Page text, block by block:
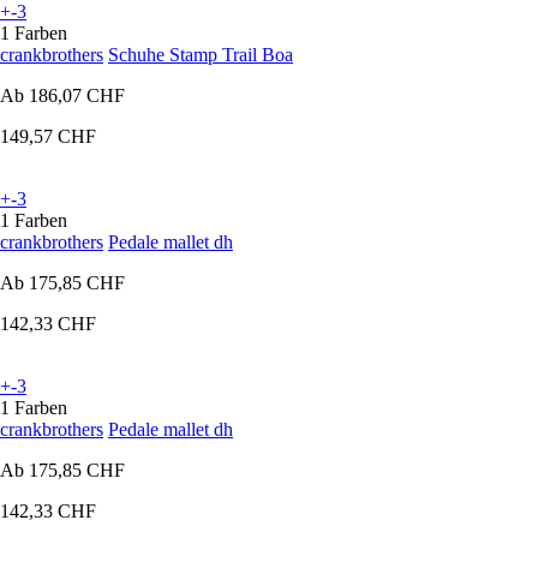
+-3
1 Farben
crankbrothers Schuhe Stamp Trail Boa
Ab 186,07 CHF
149,57 CHF
+-3
1 Farben
crankbrothers Pedale mallet dh
Ab 175,85 CHF
142,33 CHF
+-3
1 Farben
crankbrothers Pedale mallet dh
Ab 175,85 CHF
142,33 CHF